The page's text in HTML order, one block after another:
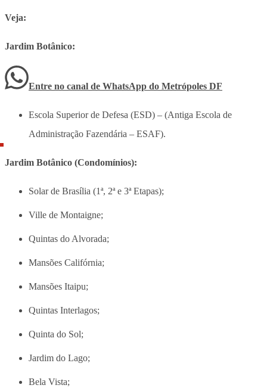
Veja:
Jardim Botânico:
Entre no canal de WhatsApp do Metrópoles DF
Escola Superior de Defesa (ESD) – (Antiga Escola de
Administração Fazendária – ESAF).
Jardim Botânico (Condomínios):
Solar de Brasília (1ª, 2ª e 3ª Etapas);
Ville de Montaigne;
Quintas do Alvorada;
Mansões Califórnia;
Mansões Itaipu;
Quintas Interlagos;
Quinta do Sol;
Jardim do Lago;
Bela Vista;